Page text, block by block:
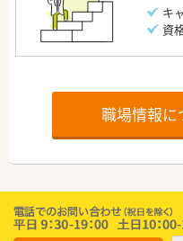
キ
資
職場情報に